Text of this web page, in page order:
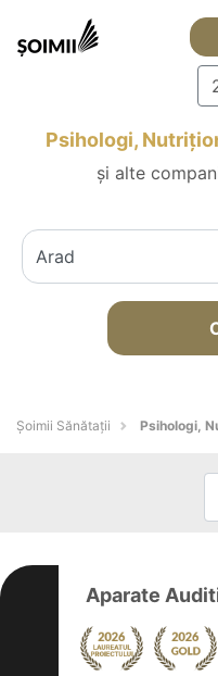
Psihologi,
și alte
Şoimii Sănătații Psihologi,
Aparate